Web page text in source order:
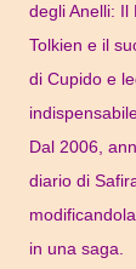
degli Anelli: Il
Tolkien e il
di Cupido e
Dal 2006,
diario di
in una saga.